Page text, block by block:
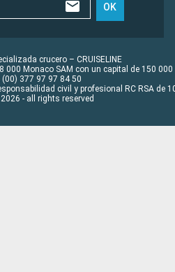
OK
crucero – CRUISELINE
000 Monaco SAM con un capital de 150 000
377 97 97 84 50
civil y profesional RC RSA de
2026 - all rights reserved